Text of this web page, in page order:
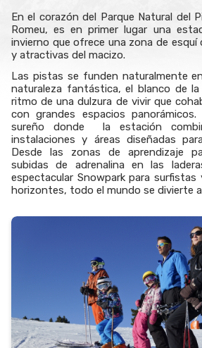
En el corazón del Parque Natural del
Romeu, es en primer lugar una
invierno que ofrece una zona de esquí
y atractivas del macizo.
Las pistas se funden naturalmente
naturaleza fantástica, el blanco de
ritmo de una dulzura de vivir que
con grandes espacios
sureño donde la estación
instalaciones y áreas diseñadas
Desde las zonas de aprendizaje
subidas de adrenalina en las
espectacular Snowpark para
horizontes, todo el mundo se divierte